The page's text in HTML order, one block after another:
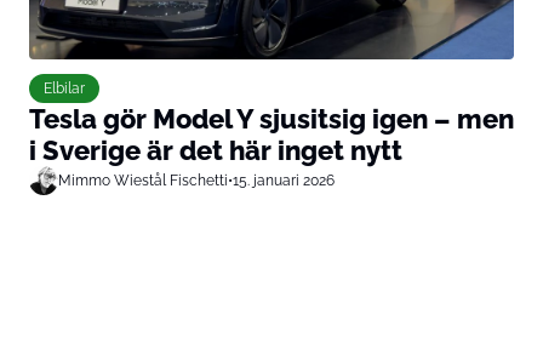
Elbilar
Tesla gör Model Y sjusitsig igen – men
i Sverige är det här inget nytt
Mimmo Wiestål Fischetti•15. januari 2026